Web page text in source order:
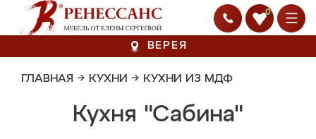
0
ВЕРЕЯ
ГЛАВНАЯ → КУХНИ → КУХНИ ИЗ МДФ
Кухня "Сабина"